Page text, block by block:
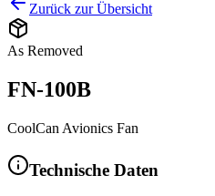
Zurück zur Übersicht
As Removed
FN-100B
CoolCan Avionics Fan
Technische Daten